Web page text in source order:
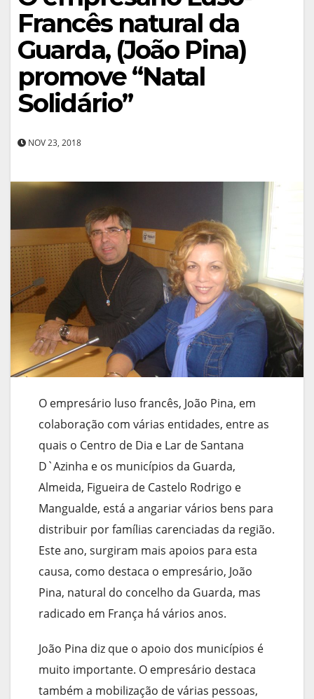
Francês natural da
Guarda, (João Pina)
promove “Natal
Solidário”
NOV 23, 2018
O empresário luso francês, João Pina, em
colaboração com várias entidades, entre as
quais o Centro de Dia e Lar de Santana
D`Azinha e os municípios da Guarda,
Almeida, Figueira de Castelo Rodrigo e
Mangualde, está a angariar vários bens para
distribuir por famílias carenciadas da região.
Este ano, surgiram mais apoios para esta
causa, como destaca o empresário, João
Pina, natural do concelho da Guarda, mas
radicado em França há vários anos.
João Pina diz que o apoio dos municípios é
muito importante. O empresário destaca
também a mobilização de várias pessoas,